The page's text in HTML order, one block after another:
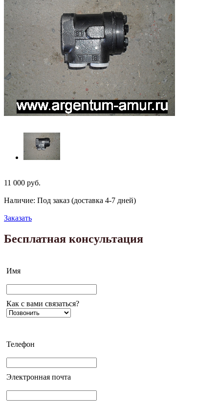
11 000 руб.
Наличие: Под заказ (доставка 4-7 дней)
Заказать
Бесплатная консультация
Имя
Как с вами связаться?
Телефон
Электронная почта